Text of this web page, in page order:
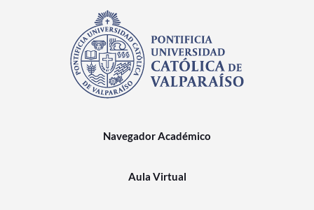
Navegador Académico
Aula Virtual